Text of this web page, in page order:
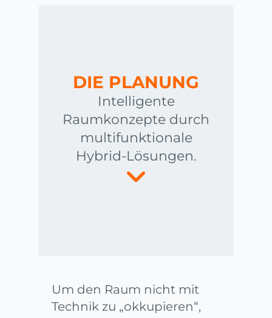
DIE PLANUNG
Intelligente
Raumkonzepte durch
multifunktionale
Hybrid-Lösungen.
Um den Raum nicht mit
Technik zu „okkupieren“,